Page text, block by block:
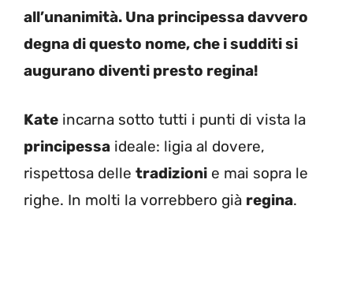
all’unanimità. Una principessa davvero
degna di questo nome, che i sudditi si
augurano diventi presto regina!
Kate incarna sotto tutti i punti di vista la
principessa ideale: ligia al dovere,
rispettosa delle tradizioni e mai sopra le
righe. In molti la vorrebbero già regina.